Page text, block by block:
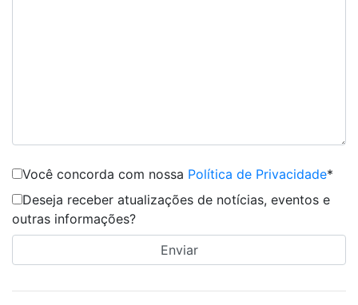
Você concorda com nossa Política de Privacidade*
Deseja receber atualizações de notícias, eventos e
outras informações?